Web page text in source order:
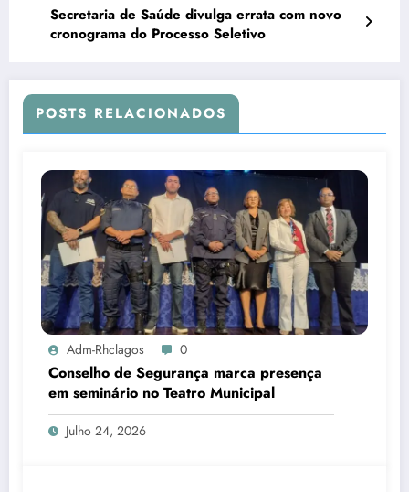
Secretaria de Saúde divulga errata com novo
cronograma do Processo Seletivo
POSTS RELACIONADOS
Adm-Rhclagos 0
Conselho de Segurança marca presença
em seminário no Teatro Municipal
Julho 24, 2026